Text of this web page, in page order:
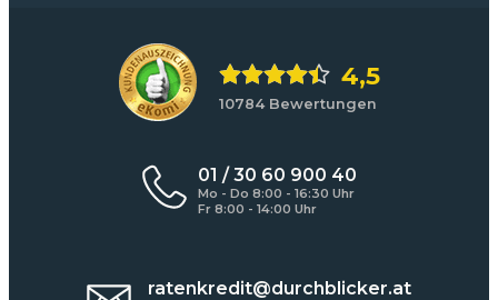
4,5
10784 Bewertungen
01 / 30 60 900 40
Mo - Do 8:00 - 16:30 Uhr
Fr 8:00 - 14:00 Uhr
ratenkredit@durchblicker.at